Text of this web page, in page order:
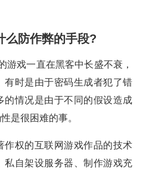
么防作弊的手段?
游戏一直在黑客中长盛不衰，
有时是由于密码生成者犯了错
的情况是由于不同的假设造成
是很困难的事。
作权的互联网游戏作品的技术
私自架设服务器、制作游戏充